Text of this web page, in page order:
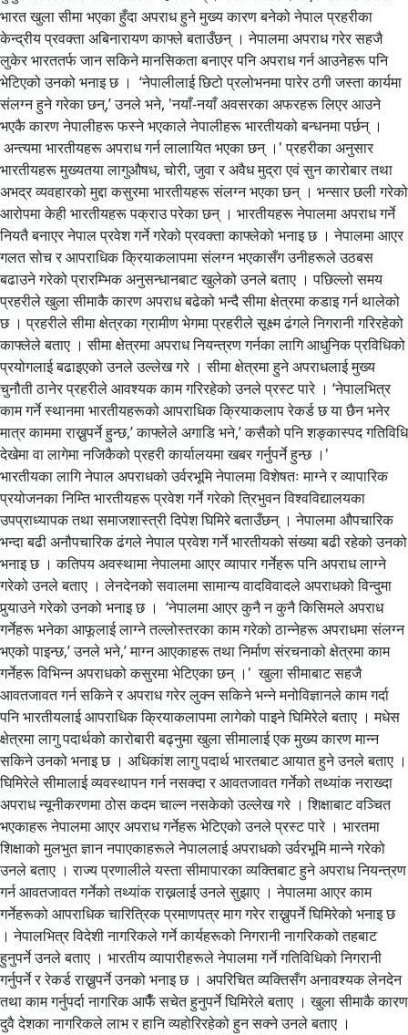
भारत खुला सीमा भएका हुँदा अपराध हुने मुख्य कारण बनेको नेपाल प्रहरीका
केन्द्रीय प्रवक्ता अबिनारायण काफ्ले बताउँछन् । नेपालमा अपराध गरेर सहजै
लुकेर भारततर्फ जान सकिने मानसिकता बनाएर पनि अपराध गर्न आउनेहरू पनि
भेटिएको उनको भनाइ छ । ‘नेपालीलाई छिटो प्रलोभनमा पारेर ठगी जस्ता कार्यमा
संलग्न हुने गरेका छन्,’ उनले भने, 'नयाँ-नयाँ अवसरका अफरहरू लिएर आउने
भएकै कारण नेपालीहरू फस्ने भएकाले नेपालीहरू भारतीयको बन्धनमा पर्छन् ।
अन्त्यमा भारतीयहरू अपराध गर्न लालायित भएका छन् ।' प्रहरीका अनुसार
भारतीयहरू मुख्यतया लागुऔषध, चोरी, जुवा र अवैध मुद्रा एवं सुन कारोबार तथा
अभद्र व्यवहारको मुद्दा कसुरमा भारतीयहरू संलग्न भएका छन् । भन्सार छली गरेको
आरोपमा केही भारतीयहरू पक्राउ परेका छन् । भारतीयहरू नेपालमा अपराध गर्ने
नियतै बनाएर नेपाल प्रवेश गर्ने गरेको प्रवक्ता काफ्लेको भनाइ छ । नेपालमा आएर
गलत सोच र आपराधिक क्रियाकलापमा संलग्न भएकासँग उनीहरूले उठबस
बढाउने गरेको प्रारम्भिक अनुसन्धानबाट खुलेको उनले बताए । पछिल्लो समय
प्रहरीले खुला सीमाकै कारण अपराध बढेको भन्दै सीमा क्षेत्रमा कडाइ गर्न थालेको
छ । प्रहरीले सीमा क्षेत्रका ग्रामीण भेगमा प्रहरीले सूक्ष्म ढंगले निगरानी गरिरहेको
काफ्लेले बताए । सीमा क्षेत्रमा अपराध नियन्त्रण गर्नका लागि आधुनिक प्रविधिको
प्रयोगलाई बढाइएको उनले उल्लेख गरे । सीमा क्षेत्रमा हुने अपराधलाई मुख्य
चुनौती ठानेर प्रहरीले आवश्यक काम गरिरहेको उनले प्रस्ट पारे । ‘नेपालभित्र
काम गर्ने स्थानमा भारतीयहरूको आपराधिक क्रियाकलाप रेकर्ड छ या छैन भनेर
मात्र काममा राख्नुपर्ने हुन्छ,’ काफ्लेले अगाडि भने,’ कसैको पनि शङ्कास्पद गतिविधि
देखेमा वा लागेमा नजिकैको प्रहरी कार्यालयमा खबर गर्नुपर्ने हुन्छ ।'
भारतीयका लागि नेपाल अपराधको उर्वरभूमि नेपालमा विशेषतः माग्ने र व्यापारिक
प्रयोजनका निम्ति भारतीयहरू प्रवेश गर्ने गरेको त्रिभुवन विश्वविद्यालयका
उपप्राध्यापक तथा समाजशास्त्री दिपेश घिमिरे बताउँछन् । नेपालमा औपचारिक
भन्दा बढी अनौपचारिक ढंगले नेपाल प्रवेश गर्ने भारतीयको संख्या बढी रहेको उनको
भनाइ छ । कतिपय अवस्थामा नेपालमा आएर व्यापार गर्नेहरू पनि अपराध लाग्ने
गरेको उनले बताए । लेनदेनको सवालमा सामान्य वादविवादले अपराधको विन्दुमा
पुर्‍याउने गरेको उनको भनाइ छ । ‘नेपालमा आएर कुनै न कुनै किसिमले अपराध
गर्नेहरू भनेका आफूलाई लाग्ने तल्लोस्तरका काम गरेको ठान्नेहरू अपराधमा संलग्न
भएको पाइन्छ,’ उनले भने,’ माग्न आएकाहरू तथा निर्माण संरचनाको क्षेत्रमा काम
गर्नेहरू विभिन्न अपराधको कसुरमा भेटिएका छन् ।' खुला सीमाबाट सहजै
आवतजावत गर्न सकिने र अपराध गरेर लुक्न सकिने भन्ने मनोविज्ञानले काम गर्दा
पनि भारतीयलाई आपराधिक क्रियाकलापमा लागेको पाइने घिमिरेले बताए । मधेस
क्षेत्रमा लागु पदार्थको कारोबारी बढ्नुमा खुला सीमालाई एक मुख्य कारण मान्न
सकिने उनको भनाइ छ । अधिकांश लागु पदार्थ भारतबाट आयात हुने उनले बताए ।
घिमिरेले सीमालाई व्यवस्थापन गर्न नसक्दा र आवतजावत गर्नेको तथ्यांक नराख्दा
अपराध न्यूनीकरणमा ठोस कदम चाल्न नसकेको उल्लेख गरे । शिक्षाबाट वञ्चित
भएकाहरू नेपालमा आएर अपराध गर्नेहरू भेटिएको उनले प्रस्ट पारे । भारतमा
शिक्षाको मुलभुत ज्ञान नपाएकाहरूले नेपाललाई अपराधको उर्वरभूमि मान्ने गरेको
उनले बताए । राज्य प्रणालीले यस्ता सीमापारका व्यक्तिबाट हुने अपराध नियन्त्रण
गर्न आवतजावत गर्नेको तथ्यांक राख्नलाई उनले सुझाए । नेपालमा आएर काम
गर्नेहरूको आपराधिक चारित्रिक प्रमाणपत्र माग गरेर राख्नुपर्ने घिमिरेको भनाइ छ
। नेपालभित्र विदेशी नागरिकले गर्ने कार्यहरूको निगरानी नागरिकको तहबाट
हुनुपर्ने उनले बताए । भारतीय व्यापारीहरूले नेपालमा गर्ने गतिविधिको निगरानी
गर्नुपर्ने र रेकर्ड राख्नुपर्ने उनको भनाइ छ । अपरिचित व्यक्तिसँग अनावश्यक लेनदेन
तथा काम गर्नुपर्दा नागरिक आफैँ सचेत हुनुपर्ने घिमिरेले बताए । खुला सीमाकै कारण
दुवै देशका नागरिकले लाभ र हानि व्यहोरिरहेको हुन सक्ने उनले बताए ।